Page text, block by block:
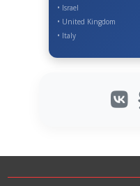
• Israel
• United Kingdom
• Italy